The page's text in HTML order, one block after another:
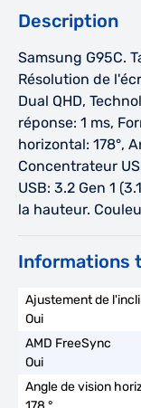
Description
Samsung G95C.
Résolution de
Dual QHD,
réponse: 1 ms,
horizontal: 178°,
Concentrateur
USB: 3.2 Gen 1
la hauteur.
Informations
Oui
Oui